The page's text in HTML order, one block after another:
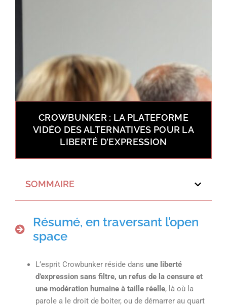
CROWBUNKER : LA PLATEFORME
VIDÉO DES ALTERNATIVES POUR LA
LIBERTÉ D’EXPRESSION
SOMMAIRE
Résumé, en traversant l’open
space
L’esprit Crowbunker réside dans une liberté
d’expression sans filtre, un refus de la censure et
une modération humaine à taille réelle, là où la
parole a le droit de boiter, ou de démarrer au quart